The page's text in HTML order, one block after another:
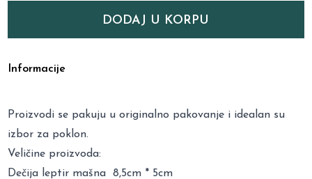
DODAJ U KORPU
Informacije
Proizvodi se pakuju u originalno pakovanje i idealan su
izbor za poklon.
Veličine proizvoda:
Dečija leptir mašna 8,5cm * 5cm